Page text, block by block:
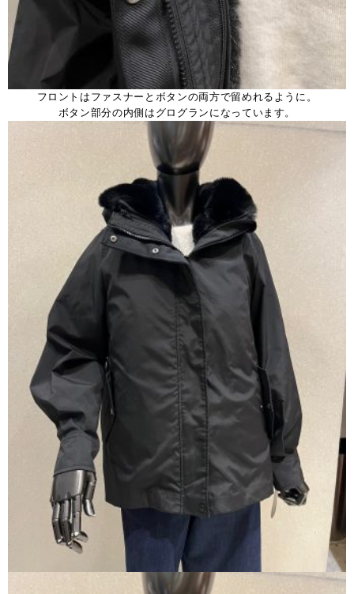
フロントはファスナーとボタンの両方で留めれるように。
ボタン部分の内側はグログランになっています。